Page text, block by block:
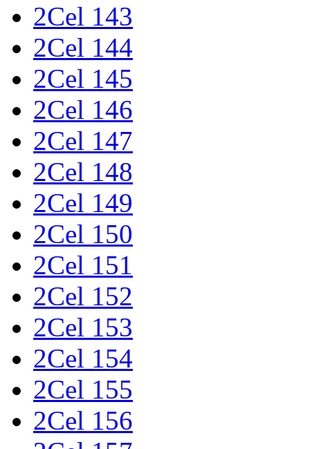
2Cel 143
2Cel 144
2Cel 145
2Cel 146
2Cel 147
2Cel 148
2Cel 149
2Cel 150
2Cel 151
2Cel 152
2Cel 153
2Cel 154
2Cel 155
2Cel 156